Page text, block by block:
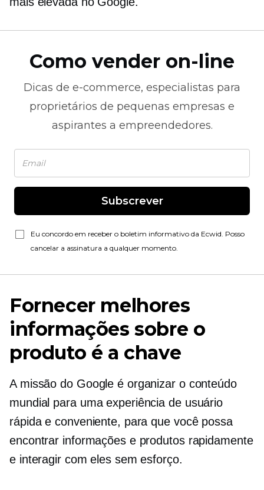
Como vender on-line
Dicas de e-commerce, especialistas para
proprietários de pequenas empresas e
aspirantes a empreendedores.
Subscrever
Eu concordo em receber o boletim informativo da Ecwid. Posso
cancelar a assinatura a qualquer momento.
Fornecer melhores
informações sobre o
produto é a chave
A missão do Google é organizar o conteúdo
mundial para uma experiência de usuário
rápida e conveniente, para que você possa
encontrar informações e produtos rapidamente
e interagir com eles sem esforço.